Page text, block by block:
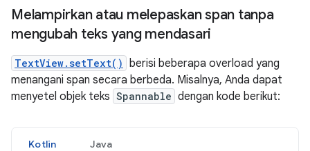
Melampirkan atau melepaskan span tanpa
mengubah teks yang mendasari
TextView.setText()
berisi beberapa overload yang
menangani span secara berbeda. Misalnya, Anda dapat
menyetel objek teks Spannable dengan kode berikut:
Kotlin Java